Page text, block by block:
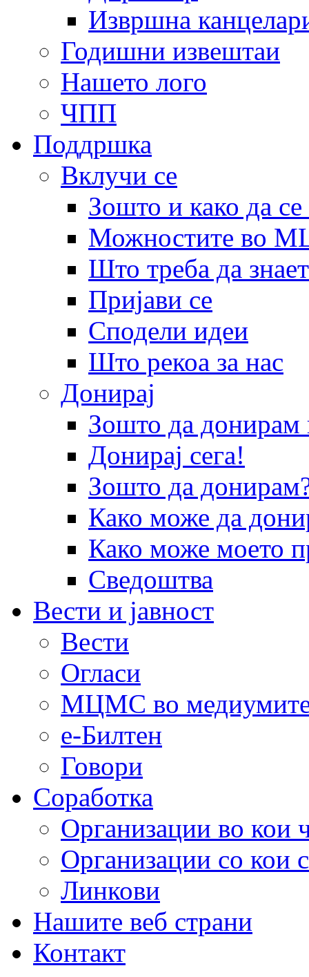
Извршна
Годишни извештаи
Нашето лого
ЧПП
Поддршка
Вклучи се
Зошто и како да
Можностите во
Што треба да
Пријави се
Сподели идеи
Што рекоа за нас
Донирај
Зошто да
Донирај сега!
Зошто да
Како може да
Како може моето
Сведоштва
Вести и јавност
Вести
Огласи
МЦМС во
е-Билтен
Говори
Соработка
Организации во кои
Организации со кои
Линкови
Нашите веб страни
Контакт